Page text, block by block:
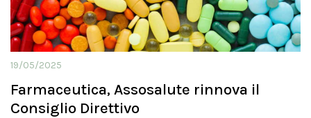
19/05/2025
Farmaceutica, Assosalute rinnova il
Consiglio Direttivo